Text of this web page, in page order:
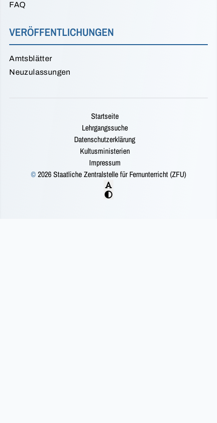
FAQ
VERÖFFENTLICHUNGEN
Amtsblätter
Neuzulassungen
Startseite
Lehrgangssuche
Datenschutzerklärung
Kultusministerien
Impressum
©2026 Staatliche Zentralstelle für Fernunterricht (ZFU)